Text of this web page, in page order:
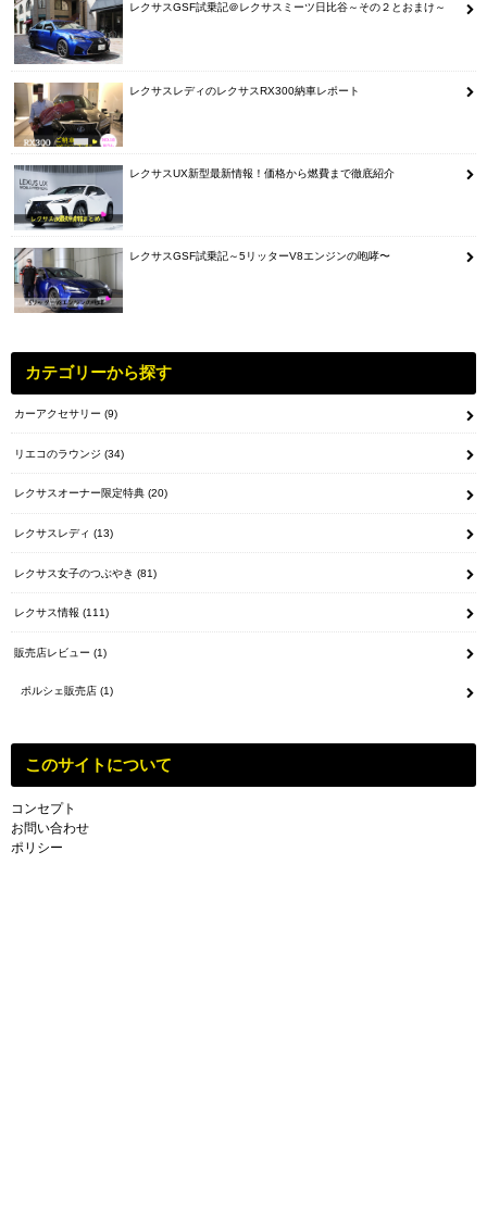
レクサスGSF試乗記＠レクサスミーツ日比谷～その２とおまけ～
レクサスレディのレクサスRX300納車レポート
レクサスUX新型最新情報！価格から燃費まで徹底紹介
レクサスGSF試乗記～5リッターV8エンジンの咆哮〜
カテゴリーから探す
カーアクセサリー(9)
リエコのラウンジ(34)
レクサスオーナー限定特典(20)
レクサスレディ(13)
レクサス女子のつぶやき(81)
レクサス情報(111)
販売店レビュー(1)
ポルシェ販売店 (1)
このサイトについて
コンセプト
お問い合わせ
ポリシー